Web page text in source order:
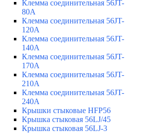
Клемма соединительная 56JT-
80A
Клемма соединительная 56JT-
120A
Клемма соединительная 56JT-
140A
Клемма соединительная 56JT-
170A
Клемма соединительная 56JT-
210A
Клемма соединительная 56JT-
240A
Крышки стыковые HFP56
Крышка стыковая 56LJ/45
Крышка стыковая 56LJ-3